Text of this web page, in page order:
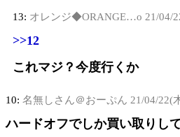
13: オレンジ◆ORANGE…o 21/04/
>>12
これマジ？今度行くか
10: 名無しさん＠おーぷん 21/04/22(
ハードオフでしか買い取りし